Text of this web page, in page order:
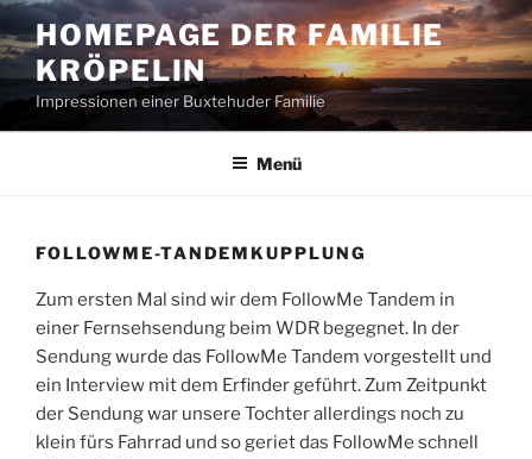
Zum
Inhalt
springen
HOMEPAGE DER FAMILIE
KRÖPELIN
Impressionen einer Buxtehuder Familie
Menü
FOLLOWME-TANDEMKUPPLUNG
Zum ersten Mal sind wir dem FollowMe Tandem in
einer Fernsehsendung beim WDR begegnet. In der
Sendung wurde das FollowMe Tandem vorgestellt und
ein Interview mit dem Erfinder geführt. Zum Zeitpunkt
der Sendung war unsere Tochter allerdings noch zu
klein fürs Fahrrad und so geriet das FollowMe schnell